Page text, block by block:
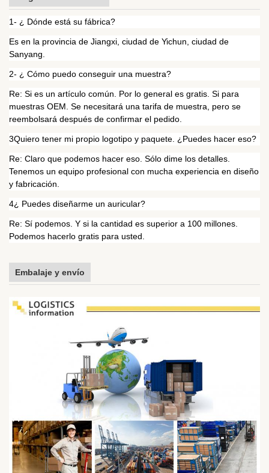
1- ¿ Dónde está su fábrica?
Es en la provincia de Jiangxi, ciudad de Yichun, ciudad de
Sanyang.
2- ¿ Cómo puedo conseguir una muestra?
Re: Si es un artículo común. Por lo general es gratis. Si para
muestras OEM. Se necesitará una tarifa de muestra, pero se
reembolsará después de confirmar el pedido.
3Quiero tener mi propio logotipo y paquete. ¿Puedes hacer eso?
Re: Claro que podemos hacer eso. Sólo dime los detalles.
Tenemos un equipo profesional con mucha experiencia en diseño
y fabricación.
4¿ Puedes diseñarme un auricular?
Re: Sí podemos. Y si la cantidad es superior a 100 millones.
Podemos hacerlo gratis para usted.
Embalaje y envío